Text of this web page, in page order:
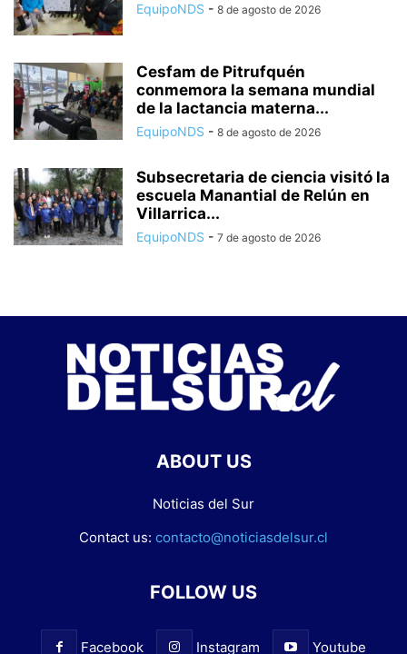
EquipoNDS - 8 de agosto de 2026
Cesfam de Pitrufquén
conmemora la semana mundial
de la lactancia materna...
EquipoNDS - 8 de agosto de 2026
Subsecretaria de ciencia visitó la
escuela Manantial de Relún en
Villarrica...
EquipoNDS - 7 de agosto de 2026
ABOUT US
Noticias del Sur
Contact us: contacto@noticiasdelsur.cl
FOLLOW US
Facebook Instagram Youtube